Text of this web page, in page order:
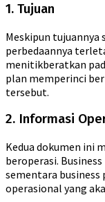
1. Tujuan
Meskipun tujuannya
perbedaannya
menitikberatkan
plan memperinci
tersebut.
2. Informasi
Kedua dokumen ini
beroperasi.
sementara
operasional yang